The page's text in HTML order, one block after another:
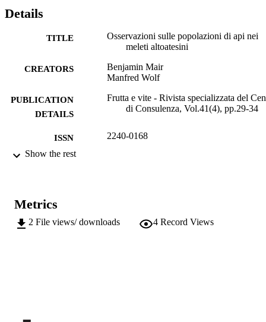
Details
TITLE
Osservazioni sulle popolazioni di api nei
meleti altoatesini
CREATORS
Benjamin Mair
Manfred Wolf
PUBLICATION
DETAILS
Frutta e vite - Rivista specializzata del
di Consulenza, Vol.41(4), pp.29-34
ISSN 2240-0168
LANGUAGE Italian
Show the rest
Metrics
2 File views/ downloads 4 Record Views